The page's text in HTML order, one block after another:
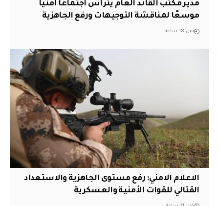
مدير مكتب القائد العام يترأس اجتماعًا أمنيًا
موسعًا لمناقشة التوجيهات ورفع الجاهزية
قبل 18 ساعة
الاعلام الامني: رفع مستوى الجاهزية والاستعداد
القتالي للقوات الأمنية والعسكرية